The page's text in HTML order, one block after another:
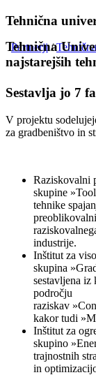
Tehnična
Partnerji/
Tehnična
najstarejših
Sestavlja jo 7
V projektu
za gradbeništvo in
Raziskovalni
skupine
tehnike
industrije.
Inštitut za
skupina
sestavljena
področju
raziskav
kakor tudi
Inštitut za
skupino
trajnostnih
in